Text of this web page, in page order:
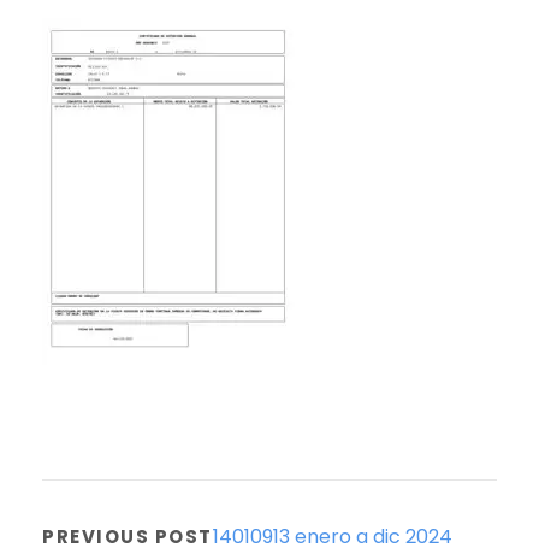
PREVIOUS POST14010913 enero a dic 2024